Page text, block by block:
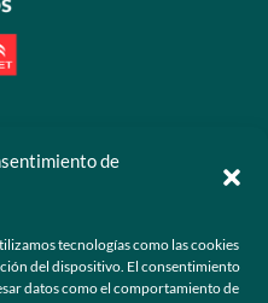
de
tecnologías como las cookies
del dispositivo. El consentimiento
datos como el comportamiento de